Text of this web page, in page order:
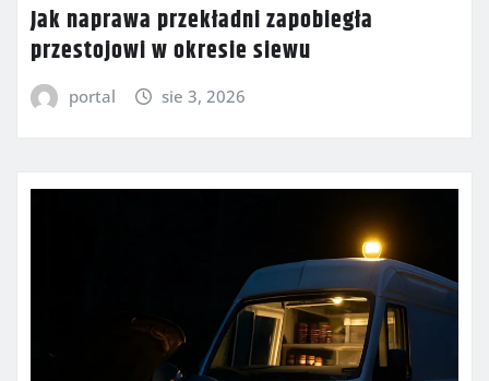
Jak naprawa przekładni zapobiegła
przestojowi w okresie siewu
portal sie 3, 2026